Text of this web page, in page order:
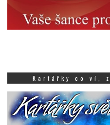
Kartářky co ví,